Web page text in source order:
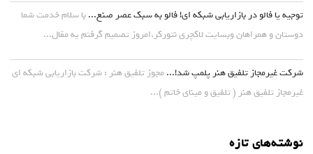
توجیه یا فالو در بازاریابی شبکه ای! فالو به سبک عصر صنع... با سلام خدمت شما
دوستان و همراهان وبسایت لاکچری نتورکر.امروز تصمیم گرفتم یه مقال...
شرکت غیرمجاز تلفیق هنر پلمپ شد!... مجوز تلفیق هنر : شرکت بازاریابی شبکه ای
غیرمجاز تلفیق هنر ( تلفیق و مینای خاتم )...
نوشته‌های تازه